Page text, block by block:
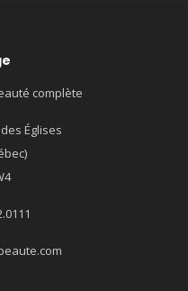
complète
Églises